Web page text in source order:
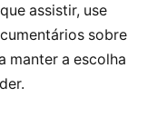
assistir, use
sobre
manter a escolha